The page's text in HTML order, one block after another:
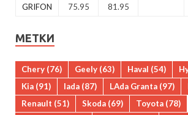
GRIFON
75.95 81.95
МЕТКИ
Chery (76) Geely (63) Haval (54)
Kia (91) lada (87) LAda Granta (97)
Renault (51) Skoda (69) Toyota (78)